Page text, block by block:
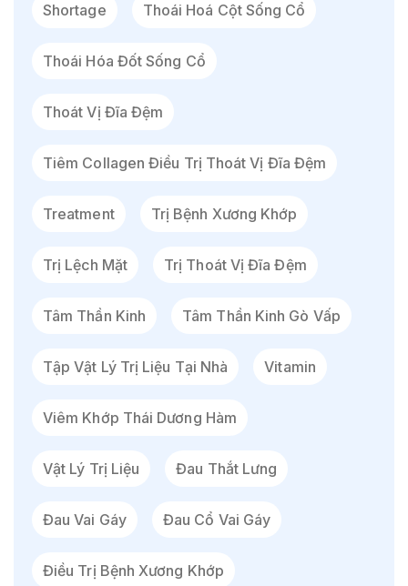
Shortage Thoái Hoá Cột Sống Cổ
Thoái Hóa Đốt Sống Cổ
Thoát Vị Đĩa Đệm
Tiêm Collagen Điều Trị Thoát Vị Đĩa Đệm
Treatment Trị Bệnh Xương Khớp
Trị Lệch Mặt Trị Thoát Vị Đĩa Đệm
Tâm Thần Kinh Tâm Thần Kinh Gò Vấp
Tập Vật Lý Trị Liệu Tại Nhà Vitamin
Viêm Khớp Thái Dương Hàm
Vật Lý Trị Liệu Đau Thắt Lưng
Đau Vai Gáy Đau Cổ Vai Gáy
Điều Trị Bệnh Xương Khớp